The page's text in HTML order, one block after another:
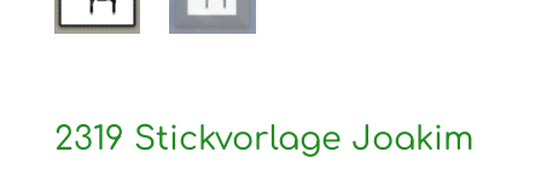
2319 Stickvorlage Joakim